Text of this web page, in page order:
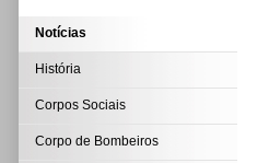
Notícias
História
Corpos Sociais
Corpo de Bombeiros